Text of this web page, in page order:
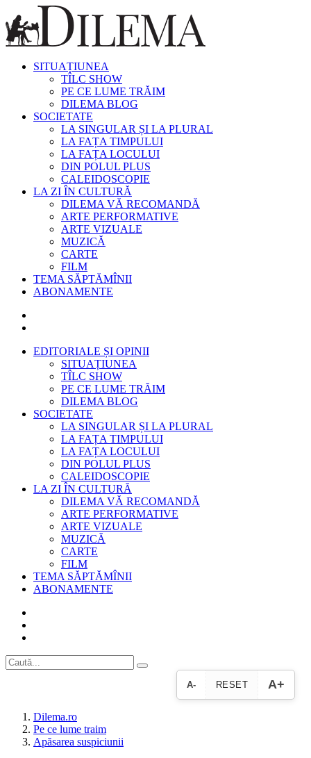
SITUAȚIUNEA
TÎLC SHOW
PE CE LUME TRĂIM
DILEMA BLOG
SOCIETATE
LA SINGULAR ȘI LA PLURAL
LA FAȚA TIMPULUI
LA FAȚA LOCULUI
DIN POLUL PLUS
CALEIDOSCOPIE
LA ZI ÎN CULTURĂ
DILEMA VĂ RECOMANDĂ
ARTE PERFORMATIVE
ARTE VIZUALE
MUZICĂ
CARTE
FILM
TEMA SĂPTĂMÎNII
ABONAMENTE
EDITORIALE ȘI OPINII
SITUAȚIUNEA
TÎLC SHOW
PE CE LUME TRĂIM
DILEMA BLOG
SOCIETATE
LA SINGULAR ȘI LA PLURAL
LA FAȚA TIMPULUI
LA FAȚA LOCULUI
DIN POLUL PLUS
CALEIDOSCOPIE
LA ZI ÎN CULTURĂ
DILEMA VĂ RECOMANDĂ
ARTE PERFORMATIVE
ARTE VIZUALE
MUZICĂ
CARTE
FILM
TEMA SĂPTĂMÎNII
ABONAMENTE
A- RESET A+
Dilema.ro
Pe ce lume traim
Apăsarea suspiciunii